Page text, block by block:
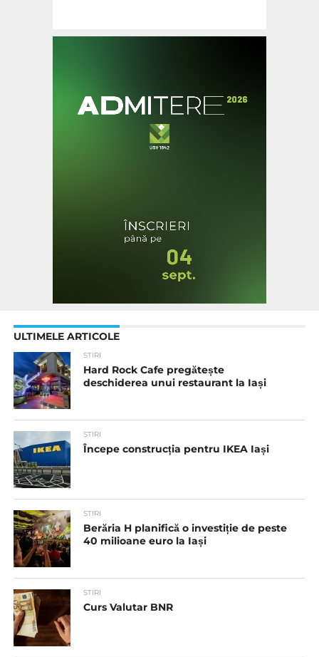
ULTIMELE ARTICOLE
STIRI
Hard Rock Cafe pregătește
deschiderea unui restaurant la Iași
STIRI
Începe construcția pentru IKEA Iași
STIRI
Berăria H planifică o investiție de peste
40 milioane euro la Iași
STIRI
Curs Valutar BNR